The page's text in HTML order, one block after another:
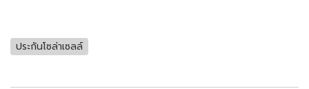
ประกันโซล่าเซลล์